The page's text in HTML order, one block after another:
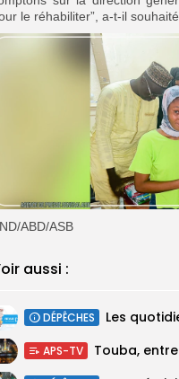
le réhabiliter”, a-t-il souhaité.
ABD/ASB
aussi :
DÉPÊCHES Les
APS-TV Touba,